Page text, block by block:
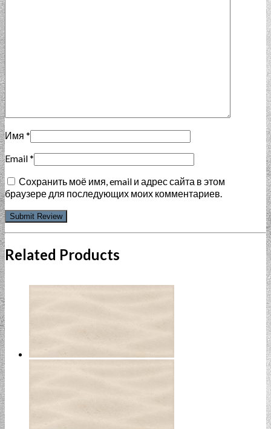
Имя *
Email*
Сохранить моё имя, email и адрес сайта в этом
браузере для последующих моих комментариев.
Related Products